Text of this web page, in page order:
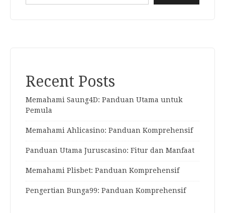
Recent Posts
Memahami Saung4D: Panduan Utama untuk
Pemula
Memahami Ahlicasino: Panduan Komprehensif
Panduan Utama Juruscasino: Fitur dan Manfaat
Memahami Plisbet: Panduan Komprehensif
Pengertian Bunga99: Panduan Komprehensif